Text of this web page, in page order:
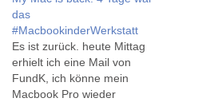
Armbanduhr zu tragen. Ich
glaube, zu der Zeit, als ich
mehr Notebooks statt
Desktop-PC nutzte. Mich…
das
#MacbookinderWerkstatt
Es ist zurück. heute Mittag
erhielt ich eine Mail von
FundK, ich könne mein
Macbook Pro wieder